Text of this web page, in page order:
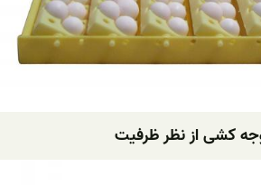
کشی از نظر ظرفیت